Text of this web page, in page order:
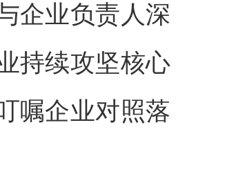
企业负责人深
持续攻坚核心
嘱企业对照落